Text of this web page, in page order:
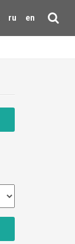
ru en